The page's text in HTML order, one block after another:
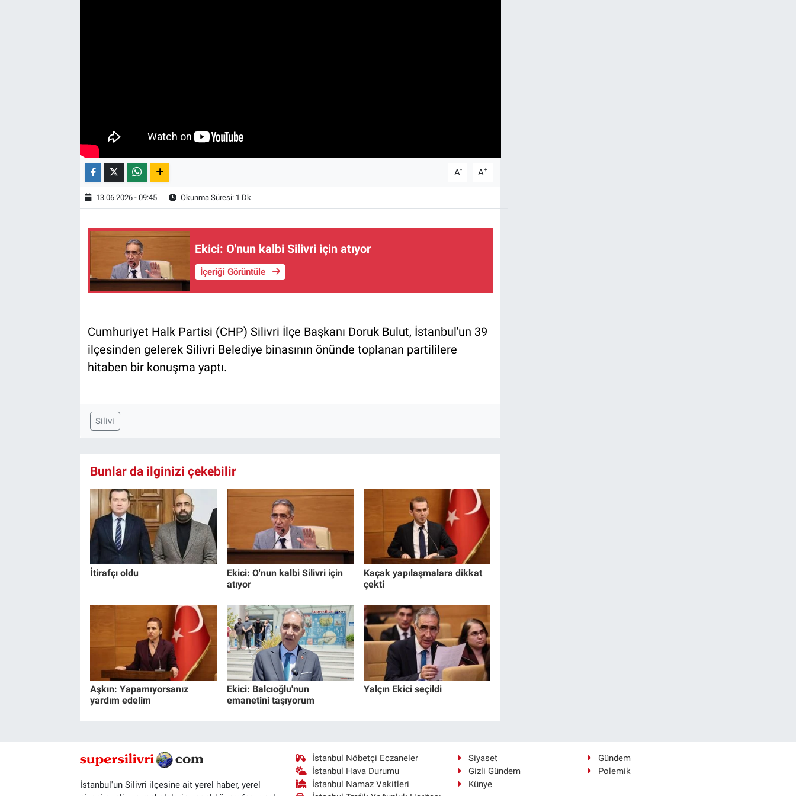
A- A+
13.06.2026 - 09:45 Okunma Süresi: 1 Dk
Ekici: O'nun kalbi Silivri için atıyor
İçeriği Görüntüle
Cumhuriyet Halk Partisi (CHP) Silivri İlçe Başkanı Doruk Bulut, İstanbul'un 39
ilçesinden gelerek Silivri Belediye binasının önünde toplanan partililere
hitaben bir konuşma yaptı.
Silivi
Bunlar da ilginizi çekebilir
İtirafçı oldu
Ekici: O'nun kalbi Silivri için
atıyor
Kaçak yapılaşmalara dikkat
çekti
Aşkın: Yapamıyorsanız
yardım edelim
Ekici: Balcıoğlu'nun
emanetini taşıyorum
Yalçın Ekici seçildi
İstanbul'un Silivri ilçesine ait yerel haber, yerel
İstanbul Nöbetçi Eczaneler
İstanbul Hava Durumu
İstanbul Namaz Vakitleri
Siyaset
Gündem
Gizli Gündem
Polemik
Künye